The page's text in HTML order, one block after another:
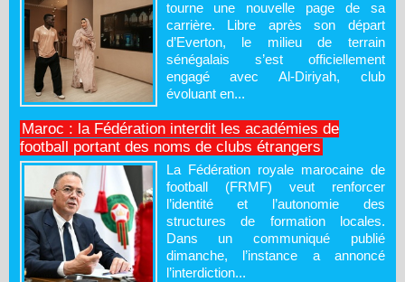
tourne une nouvelle page de sa
carrière. Libre après son départ
d’Everton, le milieu de terrain
sénégalais s’est officiellement
engagé avec Al-Diriyah, club
évoluant en...
Maroc : la Fédération interdit les académies de
football portant des noms de clubs étrangers
La Fédération royale marocaine de
football (FRMF) veut renforcer
l’identité et l’autonomie des
structures de formation locales.
Dans un communiqué publié
dimanche, l’instance a annoncé
l’interdiction...